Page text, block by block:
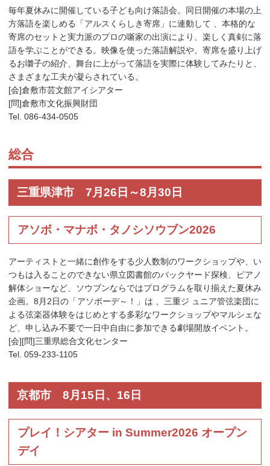
毎年夏休みに開催している子ども向け落語会。同日開催の本場の上
方落語を楽しめる「アルスくらしき寄席」に連動して 、本格的な
寄席のセットと実力派のプロの噺家の出演により、楽しく真剣に落
語を学ぶことができる。映像を使った落語解説や、寄席を盛り上げ
るお囃子の紹介、舞台に上がって落語を実際に体験してみたりと、
さまざまな工夫が凝らされている。
[会]倉敷市芸文館アイシアター
[問]倉敷市文化振興財団
Tel. 086-434-0505
総合
三重県津市 7月26日～8月30日
アソボ・マナボ・タノシソウブン2026
アーティストと一緒に創作をする少人数制のワークショップや、い
つもは入ることのできない県立図書館のバックヤード探検、ピアノ
解体ショーなど、ソウブンならではプログラムを取り揃えた夏休み
企画。8月2日の「アソボーデ～！」は 、三重ジ ュニア管弦楽団に
よる弦楽器体験をはじめとする多彩なワークショップやマルシェな
ど、申し込み不要で一日中自由に参加できる劇場開放イベント。
[会][問]三重県総合文化センター
Tel. 059-233-1105
京都市 8月15日、16日
プレイ！シアター in Summer2026 オープン
デイ